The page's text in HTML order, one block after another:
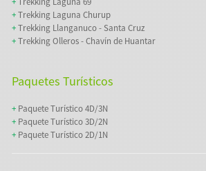
+Trekking Laguna 69
+Trekking Laguna Churup
+Trekking Llanganuco - Santa Cruz
+Trekking Olleros - Chavín de Huantar
Paquetes Turísticos
+ Paquete Turístico 4D/3N
+ Paquete Turístico 3D/2N
+ Paquete Turístico 2D/1N